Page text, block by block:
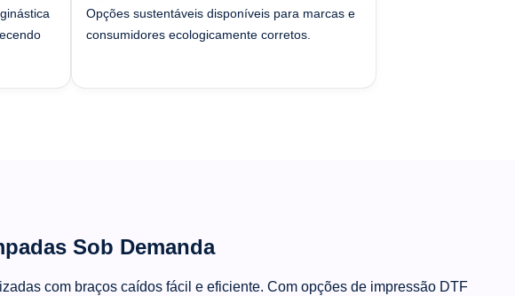
Opções sustentáveis disponíveis para marcas e
consumidores ecologicamente corretos.
Sob Demanda
com braços caídos fácil e eficiente. Com opções de impressão DTF